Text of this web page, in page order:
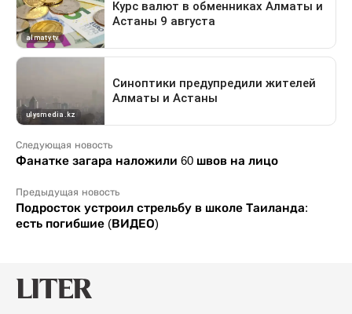
Следующая новость
Фанатке загара наложили 60 швов на лицо
Предыдущая новость
Подросток устроил стрельбу в школе Таиланда:
есть погибшие (ВИДЕО)